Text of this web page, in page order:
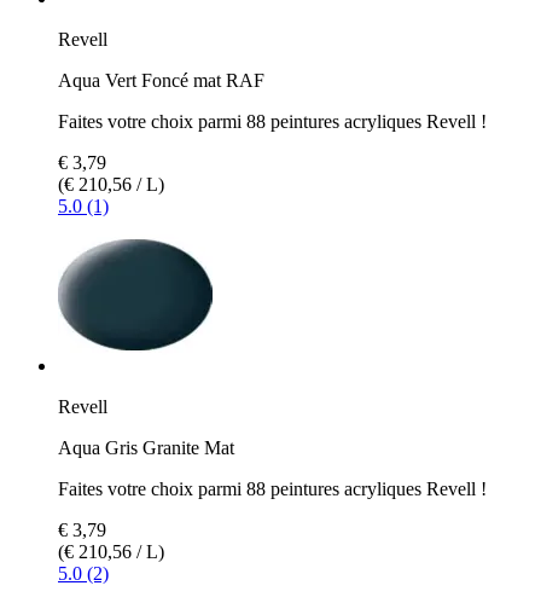
Revell
Aqua Vert Foncé mat RAF
Faites votre choix parmi 88 peintures acryliques Revell !
€ 3,79
(€ 210,56 / L)
5.0 (1)
Revell
Aqua Gris Granite Mat
Faites votre choix parmi 88 peintures acryliques Revell !
€ 3,79
(€ 210,56 / L)
5.0 (2)